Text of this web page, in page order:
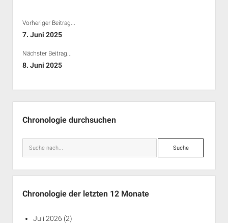
Vorheriger Beitrag...
7. Juni 2025
Nächster Beitrag...
8. Juni 2025
Chronologie durchsuchen
Suche
Chronologie der letzten 12 Monate
Juli 2026 (2)